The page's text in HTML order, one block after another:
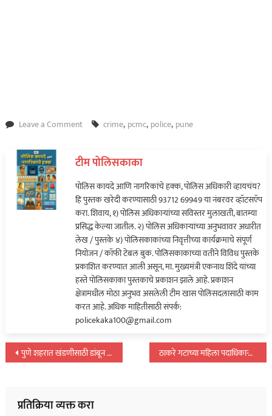
Leave a Commenton
करणाऱ्या
रावेत
पोलिसांनी
केली
अटक…
crime, pcmc, police, pune
टीम पोलिसकाका
पोलिस कायदे आणि नागरिकांचे हक्क, पोलिस अधिकारी व्हायचंय?
हि पुस्तक खरेदी करण्यासाठी 93712 69949 या नंबरवर व्हॉटसऍप
करा. शिवाय, १) पोलिस अधिकाऱ्यांच्या सविस्तर मुलाखती, बातम्या
प्रसिद्ध केल्या जातील. २) पोलिस अधिकाऱ्यांच्या अनुभवावर अधारीत
लेख / पुस्तके ४) पोलिसकाकांच्या निवृत्तीच्या कार्यक्रमाचे संपूर्ण
नियोजन / कॉफी टेबल बुक. पोलिसकाकाच्या वतीने विविध पुस्तके
प्रकाशित करण्यात आली असून, मा. मुख्यमंत्री एकनाथ शिंदे यांच्या
हस्ते पोलिसकाका पुस्तकाचे प्रकाशन झाले आहे. प्रकाशन
क्षेत्रामधील मोठा अनुभव असलेली टीम खास पोलिसदलासाठी काम
करत आहे. अधिक माहितीसाठी संपर्क:
policekaka100@gmail.com
पोस्टचे
पुणे शहरात खंडणीसाठी डांबून ठेवलेल्या वृध्द महिलेची केली सुटका… ठाकरे गटाच्या महिला पदाधिकाऱ्याची मध्यरात्री हत्या; नदीवर अंघोळ केली अन्…
प्रतिक्रिया व्यक्त करा